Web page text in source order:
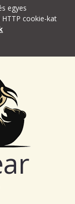
egyes
cookie-kat